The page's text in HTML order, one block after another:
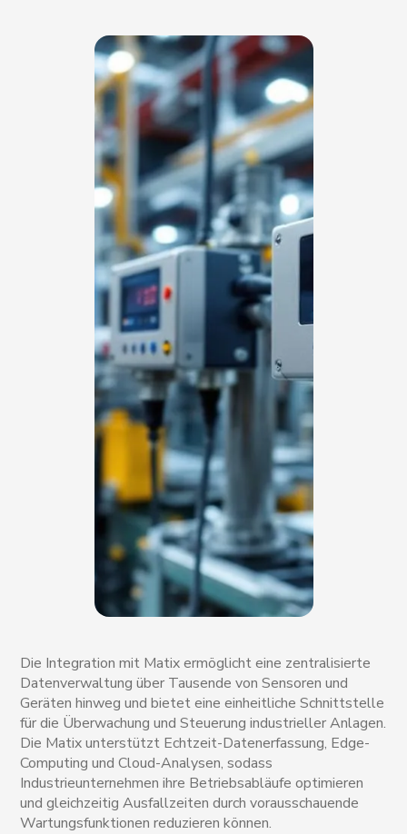
Die Integration mit Matix ermöglicht eine zentralisierte
Datenverwaltung über Tausende von Sensoren und
Geräten hinweg und bietet eine einheitliche Schnittstelle
für die Überwachung und Steuerung industrieller Anlagen.
Die Matix unterstützt Echtzeit-Datenerfassung, Edge-
Computing und Cloud-Analysen, sodass
Industrieunternehmen ihre Betriebsabläufe optimieren
und gleichzeitig Ausfallzeiten durch vorausschauende
Wartungsfunktionen reduzieren können.